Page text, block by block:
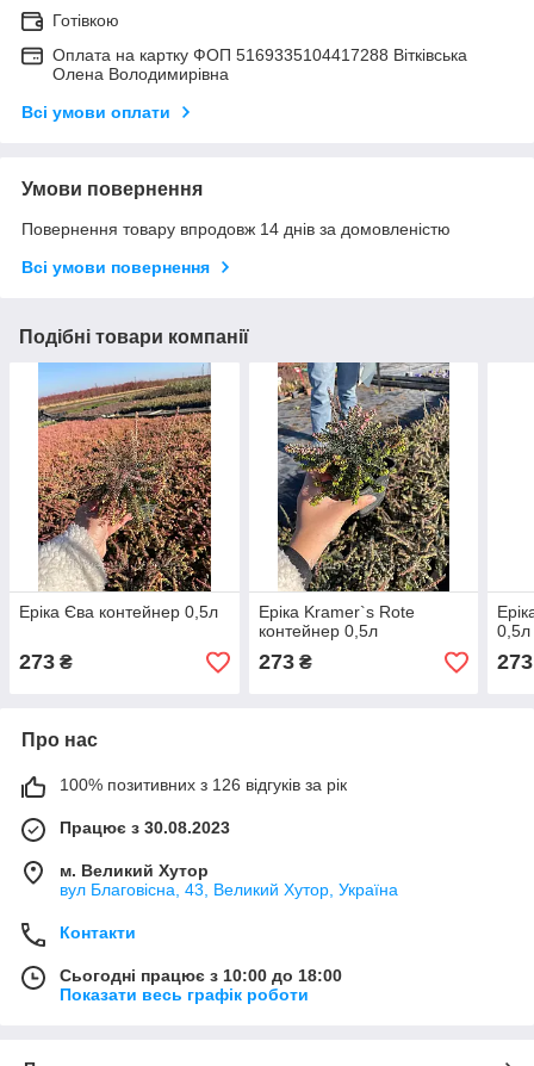
Готівкою
Оплата на картку ФОП 5169335104417288 Вітківська
Олена Володимирівна
Всі умови оплати
Умови повернення
Повернення товару впродовж 14 днів за домовленістю
Всі умови повернення
Подібні товари компанії
Еріка Єва контейнер 0,5л
273 ₴
Еріка Kramer`s Rote
контейнер 0,5л
273₴
0,5л
273
Про нас
100% позитивних з 126 відгуків за рік
Працює з 30.08.2023
м. Великий Хутор
вул Благовісна, 43, Великий Хутор, Україна
Контакти
Сьогодні працює з 10:00 до 18:00
Показати весь графік роботи